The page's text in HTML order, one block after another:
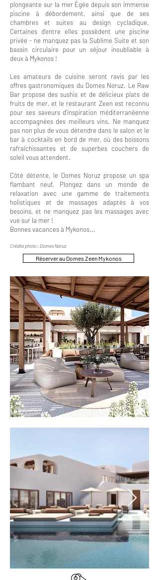
plongeante sur la mer Égée depuis son immense
piscine à débordement, ainsi que de ses
chambres et suites au design cycladique.
Certaines d'entre elles possèdent une piscine
privée - ne manquez pas la Sublime Suite et son
bassin circulaire pour un séjour inoubliable à
deux à Mykonos !
Les amateurs de cuisine seront ravis par les
offres gastronomiques du Domes Noruz. Le Raw
Bar propose des sushis et de délicieux plats de
fruits de mer, et le restaurant Zeen est reconnu
pour ses saveurs d'inspiration méditerranéenne
accompagnées des meilleurs vins. Ne manquez
pas non plus de vous détendre dans le salon et le
bar à cocktails en bord de mer, où des boissons
rafraîchissantes et de superbes couchers de
soleil vous attendent.
Côté détente, le Domes Noruz propose un spa
flambant neuf. Plongez dans un monde de
relaxation avec une gamme de traitements
holistiques et de massages adaptés à vos
besoins, et ne manquez pas les massages avec
vue sur la mer !
Bonnes vacances à Mykonos...
Crédits photo : Domes Noruz
Réserver au Domes Zeen Mykonos